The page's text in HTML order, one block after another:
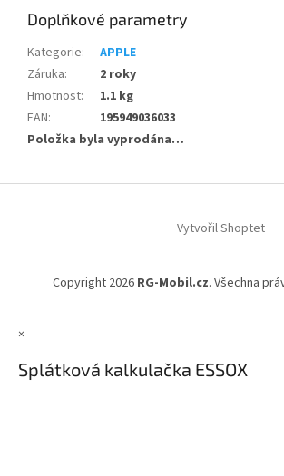
Doplňkové parametry
Kategorie:
APPLE
Záruka:
2 roky
Hmotnost:
1.1 kg
EAN:
195949036033
Položka byla vyprodána…
Vytvořil Shoptet
Copyright 2026 RG-Mobil.cz. Všechna
×
Splátková kalkulačka ESSOX